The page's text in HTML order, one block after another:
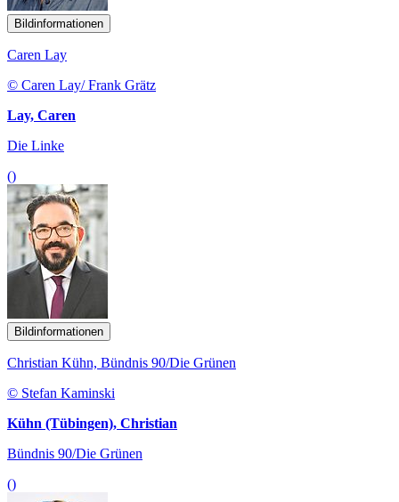
Bildinformationen
Caren Lay
© Caren Lay/ Frank Grätz
Lay, Caren
Die Linke
()
Bildinformationen
Christian Kühn, Bündnis 90/Die Grünen
© Stefan Kaminski
Kühn (Tübingen), Christian
Bündnis 90/Die Grünen
()